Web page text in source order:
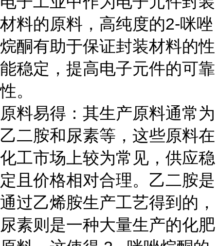
材料的原料，高纯度的2-咪唑
烷酮有助于保证封装材料的性
能稳定，提高电子元件的可靠
性。
原料易得：其生产原料通常为
乙二胺和尿素等，这些原料在
化工市场上较为常见，供应稳
定且价格相对合理。乙二胺是
通过乙烯胺生产工艺得到的，
尿素则是一种大量生产的化肥